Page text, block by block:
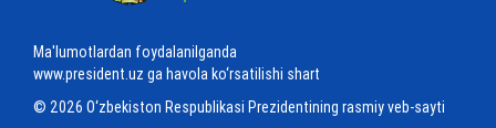
Ma'lumotlardan foydalanilganda
www.president.uz ga havola ko‘rsatilishi shart
© 2026 O‘zbekiston Respublikasi Prezidentining rasmiy veb-sayti